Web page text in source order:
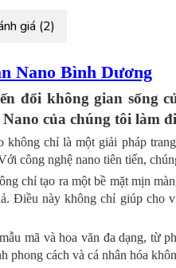
giá (2)
Nano Bình Dương
đổi không gian sống
của chúng tôi làm
không chỉ là một giải pháp
công nghệ nano tiên tiến,
chỉ tạo ra một bề mặt mịn
Điều này không chỉ giúp cho
mã và hoa văn đa dạng, từ
phong cách và cá nhân hóa